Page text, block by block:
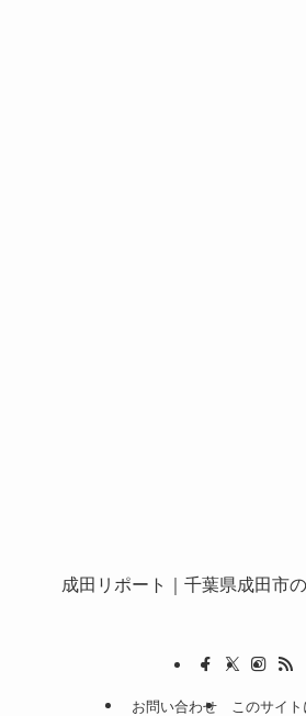
成田リポート ｜千葉県成田市
お問い合わせ このサイ